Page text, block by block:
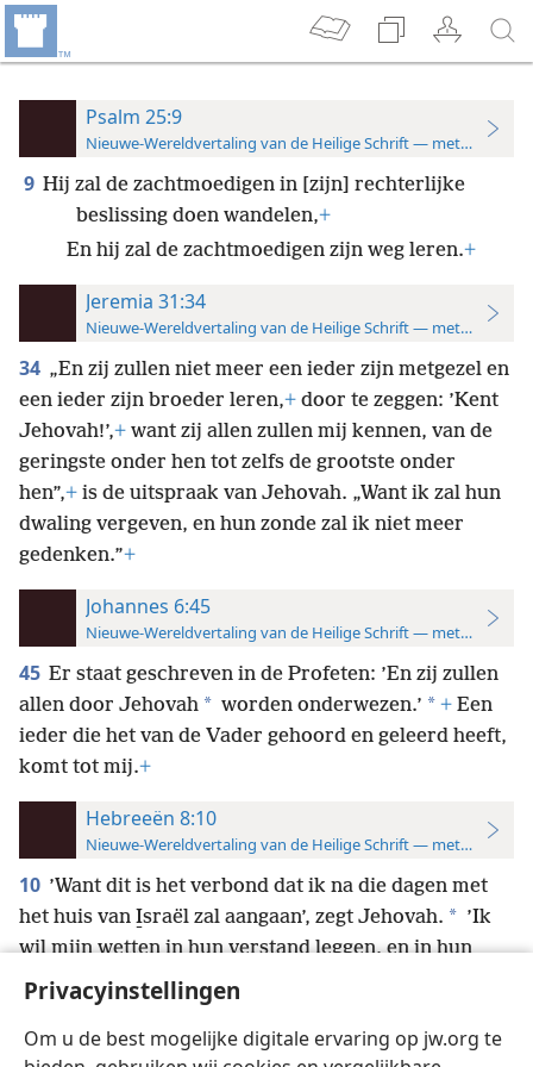
Privacyinstellingen
Om u de best mogelijke digitale ervaring op jw.org te
Psalm 25:9
Nieuwe-Wereldvertaling van de Heilige Schrift — met
9 Hij zal de zachtmoedigen in [zijn] rechterlijke
beslissing doen wandelen,+
En hij zal de zachtmoedigen zijn weg leren.+
Jeremia 31:34
Nieuwe-Wereldvertaling van de Heilige Schrift — met
34 „En zij zullen niet meer een ieder zijn metgezel en
een ieder zijn broeder leren,+ door te zeggen: ’Kent
Jehovah!’,+ want zij allen zullen mij kennen, van de
geringste onder hen tot zelfs de grootste onder
hen”,+ is de uitspraak van Jehovah. „Want ik zal hun
dwaling vergeven, en hun zonde zal ik niet meer
gedenken.”+
Johannes 6:45
Nieuwe-Wereldvertaling van de Heilige Schrift — met
45 Er staat geschreven in de Profeten: ’En zij zullen
allen door Jehovah * worden onderwezen.’ * + Een
ieder die het van de Vader gehoord en geleerd heeft,
komt tot mij.+
Hebreeën 8:10
Nieuwe-Wereldvertaling van de Heilige Schrift — met
10 ’Want dit is het verbond dat ik na die dagen met
het huis van I̱sraël zal aangaan’, zegt Jehovah. * ’Ik
wil mijn wetten in hun verstand leggen, en in hun
hart
zal ik ze schrijven. En ik wil hun God worden,
en zíȷ́ zullen mijn volk worden.